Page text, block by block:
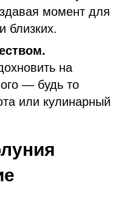
момент для
близких.
на
— будь то
или кулинарный